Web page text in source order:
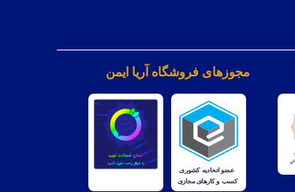
مجوزهای فروشگاه آریا ایمن